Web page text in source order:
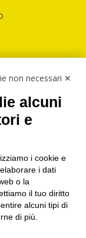
pacchi nelle
| Genova
non necessari ✕
alcuni
e
i cookie e
i dati
o la
il tuo diritto
alcuni tipi di
di più.